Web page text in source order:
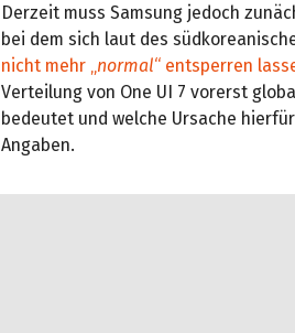
Derzeit muss Samsung jedoch
bei dem sich laut des
nicht mehr „normal“ entsperren
Verteilung von One UI 7 vorerst
bedeutet und welche Ursache
Angaben.